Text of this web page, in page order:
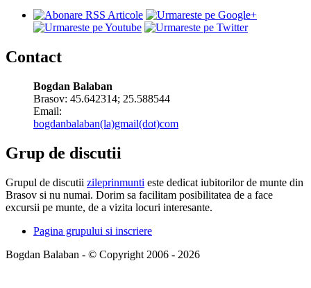
Contact
Bogdan Balaban
Brasov: 45.642314; 25.588544
Email:
bogdanbalaban(la)gmail(dot)com
Grup de discutii
Grupul de discutii zileprinmunti este dedicat iubitorilor de munte din
Brasov si nu numai. Dorim sa facilitam posibilitatea de a face
excursii pe munte, de a vizita locuri interesante.
Pagina grupului si inscriere
Bogdan Balaban - © Copyright 2006 - 2026